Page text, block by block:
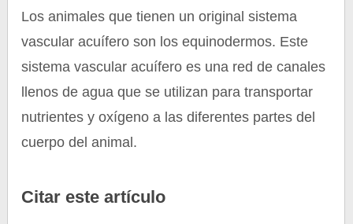
Los animales que tienen un original sistema
vascular acuífero son los equinodermos. Este
sistema vascular acuífero es una red de canales
llenos de agua que se utilizan para transportar
nutrientes y oxígeno a las diferentes partes del
cuerpo del animal.
Citar este artículo